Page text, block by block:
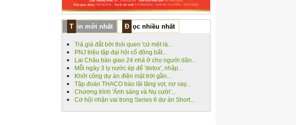
Tin mới nhất Đọc nhiều nhất
Trả giá đắt bởi thói quen 'cứ mệt là...
PNJ triệu tập đại hội cổ đông bất...
Lai Châu bàn giao 24 nhà ở cho người dân...
Mỗi ngày 3 ly nước ép để 'detox', nhập...
Khởi công dự án điện mặt trời gần...
Tập đoàn THACO báo lãi tăng vọt, nợ vay...
Chương trình 'Ánh sáng và Nụ cười'...
Cơ hội nhận vai trong Series 6 dự án Short...